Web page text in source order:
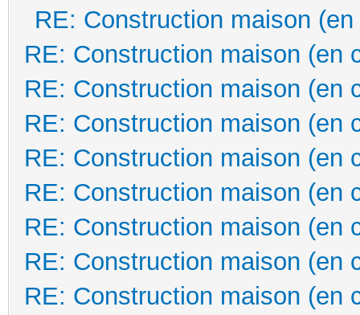
RE: Construction maison
RE: Construction maison (en
RE: Construction maison (en
RE: Construction maison (en
RE: Construction maison (en
RE: Construction maison (en
RE: Construction maison (en
RE: Construction maison (en
RE: Construction maison (en